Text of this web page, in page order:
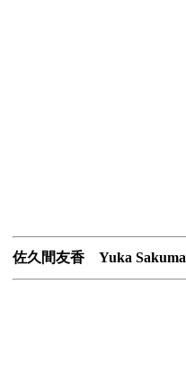
佐久間友香 Yuka Sakuma